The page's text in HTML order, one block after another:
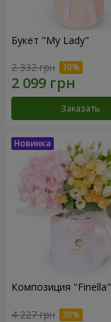
Букет "My Lady"
2 332 грн
Заказать
Композиция "Finella"
4 227 грн